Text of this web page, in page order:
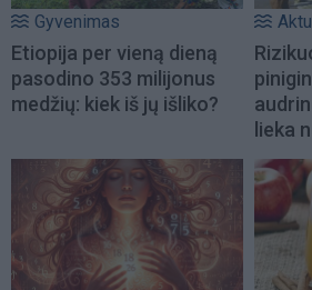
Gyvenimas
Etiopija per vieną dieną
pasodino 353 milijonus
medžių: kiek iš jų išliko?
lieka